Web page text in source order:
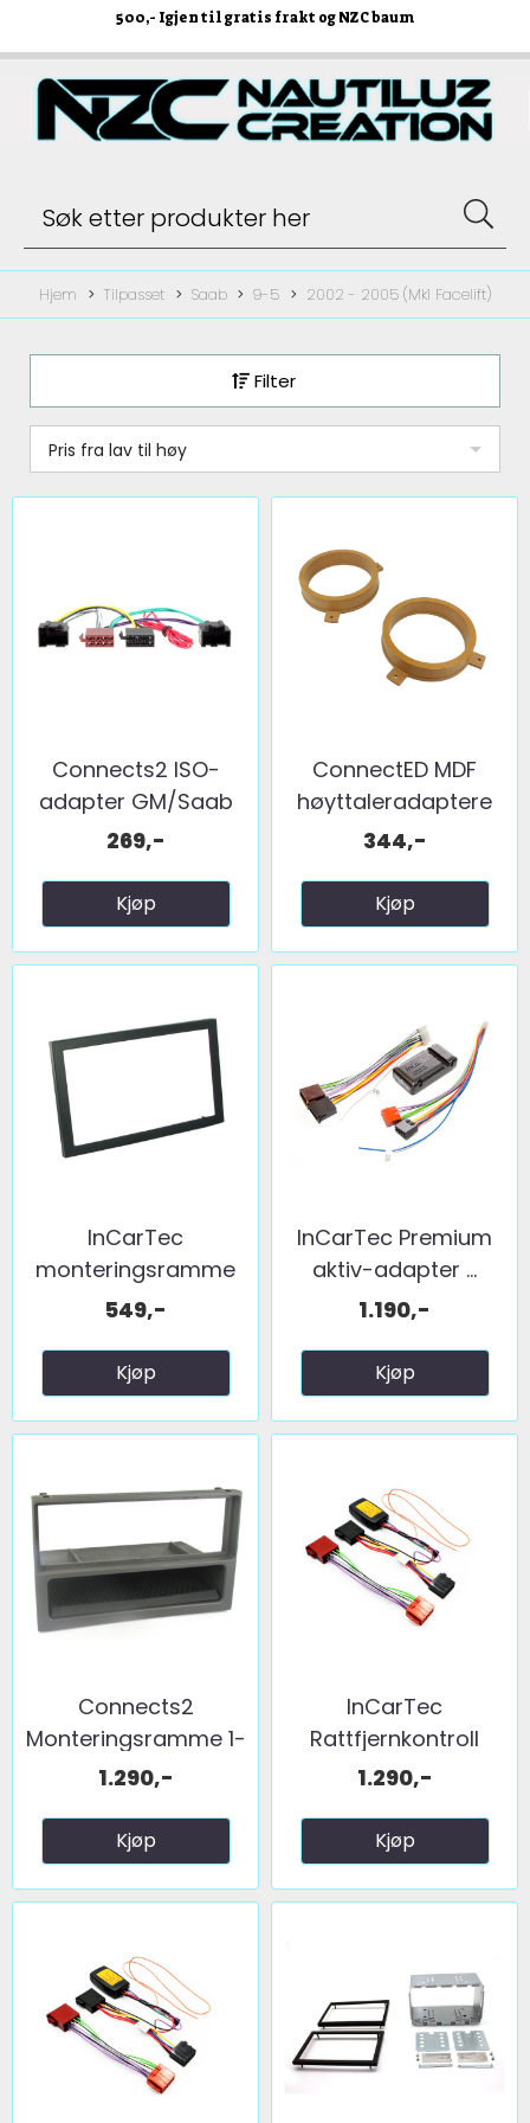
500,- Igjen til gratis frakt og NZC baum
Hjem Tilpasset Saab 9-5 2002 - 2005 (Mk1 Facelift)
Filter
Pris fra lav til høy
Connects2 ISO-
adapter GM/Saab
(2006 ...
269,-
Kjøp
ConnectED MDF
høyttaleradaptere
(165mm) ...
344,-
Kjøp
InCarTec
monteringsramme
2-DIN Saab 9-5 ...
549,-
Kjøp
InCarTec Premium
aktiv-adapter ...
1.190,-
Kjøp
Connects2
Monteringsramme 1-
DIN Saab ...
1.290,-
Kjøp
InCarTec
Rattfjernkontroll
interface ...
1.290,-
Kjøp